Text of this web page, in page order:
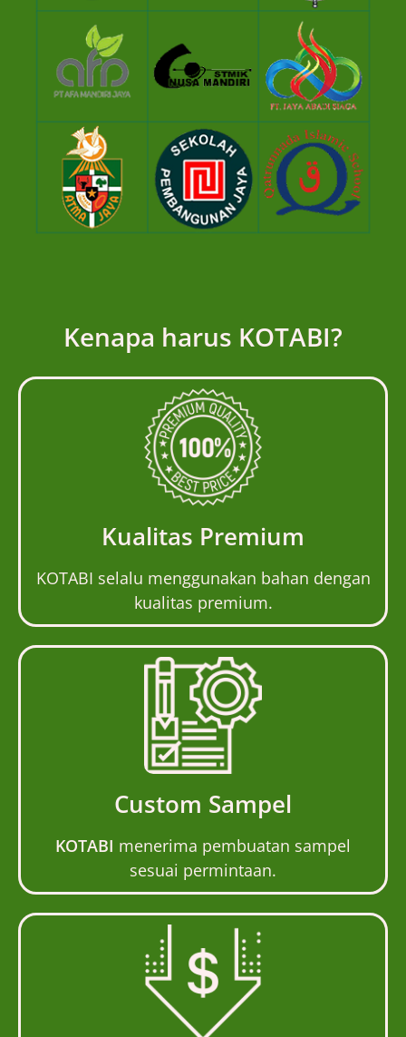
Kenapa harus KOTABI?
Kualitas Premium
KOTABI selalu menggunakan bahan dengan
kualitas premium.
Custom Sampel
KOTABI menerima pembuatan sampel
sesuai permintaan.